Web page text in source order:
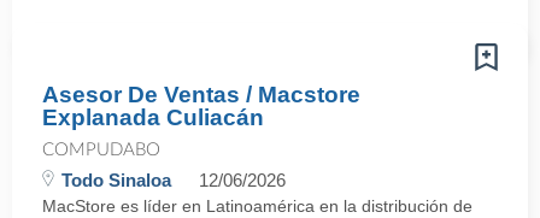
Asesor De Ventas / Macstore
Explanada Culiacán
COMPUDABO
Todo Sinaloa 12/06/2026
MacStore es líder en Latinoamérica en la distribución de